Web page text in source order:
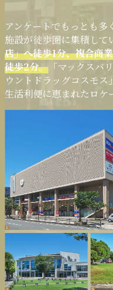
アンケートでもっとも
施設が徒歩圏に集積して
店」へ徒歩1分、複合商
徒歩2分。 「マックスバ
ウントドラッグコスモス
生活利便に恵まれたロケ